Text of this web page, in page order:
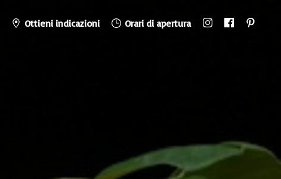
Ottieni indicazioni Orari di apertura